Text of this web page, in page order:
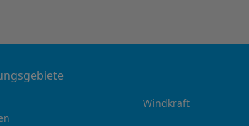
Windkraft